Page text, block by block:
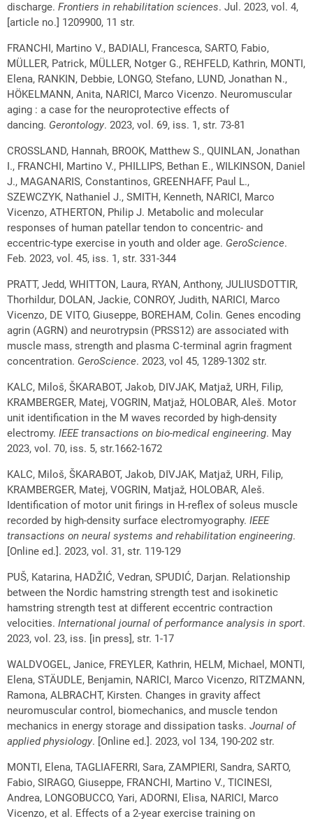
discharge. Frontiers in rehabilitation sciences. Jul. 2023, vol. 4,
[article no.] 1209900, 11 str.
FRANCHI, Martino V., BADIALI, Francesca, SARTO, Fabio,
MÜLLER, Patrick, MÜLLER, Notger G., REHFELD, Kathrin, MONTI,
Elena, RANKIN, Debbie, LONGO, Stefano, LUND, Jonathan N.,
HÖKELMANN, Anita, NARICI, Marco Vicenzo. Neuromuscular
aging : a case for the neuroprotective effects of
dancing. Gerontology. 2023, vol. 69, iss. 1, str. 73-81
CROSSLAND, Hannah, BROOK, Matthew S., QUINLAN, Jonathan
I., FRANCHI, Martino V., PHILLIPS, Bethan E., WILKINSON, Daniel
J., MAGANARIS, Constantinos, GREENHAFF, Paul L.,
SZEWCZYK, Nathaniel J., SMITH, Kenneth, NARICI, Marco
Vicenzo, ATHERTON, Philip J. Metabolic and molecular
responses of human patellar tendon to concentric- and
eccentric-type exercise in youth and older age. GeroScience.
Feb. 2023, vol. 45, iss. 1, str. 331-344
PRATT, Jedd, WHITTON, Laura, RYAN, Anthony, JULIUSDOTTIR,
Thorhildur, DOLAN, Jackie, CONROY, Judith, NARICI, Marco
Vicenzo, DE VITO, Giuseppe, BOREHAM, Colin. Genes encoding
agrin (AGRN) and neurotrypsin (PRSS12) are associated with
muscle mass, strength and plasma C‑terminal agrin fragment
concentration. GeroScience. 2023, vol 45, 1289-1302 str.
KALC, Miloš, ŠKARABOT, Jakob, DIVJAK, Matjaž, URH, Filip,
KRAMBERGER, Matej, VOGRIN, Matjaž, HOLOBAR, Aleš. Motor
unit identification in the M waves recorded by high-density
electromy. IEEE transactions on bio-medical engineering. May
2023, vol. 70, iss. 5, str.1662-1672
KALC, Miloš, ŠKARABOT, Jakob, DIVJAK, Matjaž, URH, Filip,
KRAMBERGER, Matej, VOGRIN, Matjaž, HOLOBAR, Aleš.
Identification of motor unit firings in H-reflex of soleus muscle
recorded by high-density surface electromyography. IEEE
transactions on neural systems and rehabilitation engineering.
[Online ed.]. 2023, vol. 31, str. 119-129
PUŠ, Katarina, HADŽIĆ, Vedran, SPUDIĆ, Darjan. Relationship
between the Nordic hamstring strength test and isokinetic
hamstring strength test at different eccentric contraction
velocities. International journal of performance analysis in sport.
2023, vol. 23, iss. [in press], str. 1-17
WALDVOGEL, Janice, FREYLER, Kathrin, HELM, Michael, MONTI,
Elena, STÄUDLE, Benjamin, NARICI, Marco Vicenzo, RITZMANN,
Ramona, ALBRACHT, Kirsten. Changes in gravity affect
neuromuscular control, biomechanics, and muscle tendon
mechanics in energy storage and dissipation tasks. Journal of
applied physiology. [Online ed.]. 2023, vol 134, 190-202 str.
MONTI, Elena, TAGLIAFERRI, Sara, ZAMPIERI, Sandra, SARTO,
Fabio, SIRAGO, Giuseppe, FRANCHI, Martino V., TICINESI,
Andrea, LONGOBUCCO, Yari, ADORNI, Elisa, NARICI, Marco
Vicenzo, et al. Effects of a 2-year exercise training on